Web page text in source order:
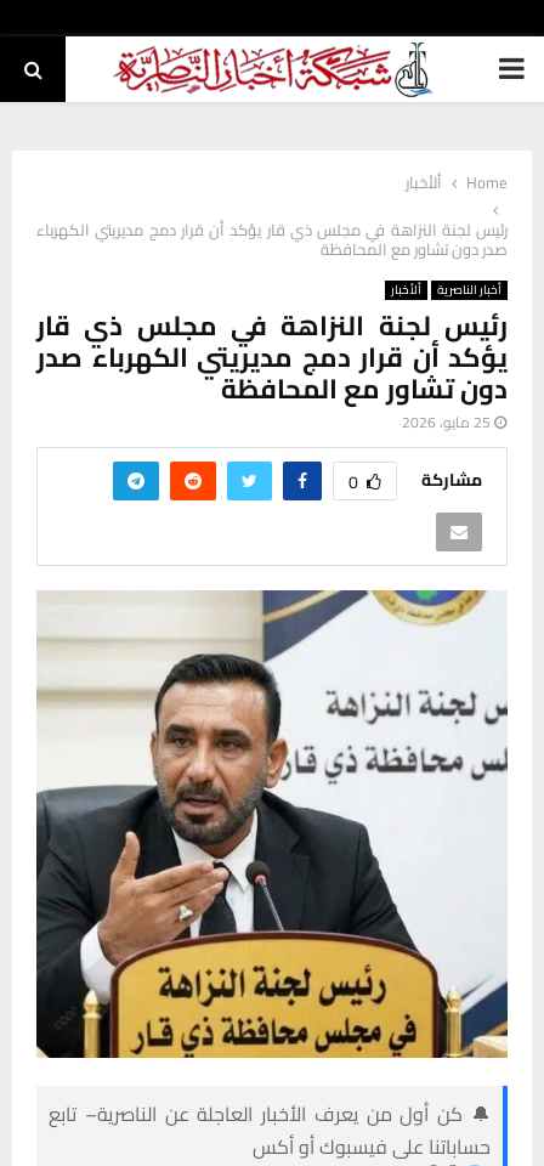
PRIMARY
Home
ألأخبار
رئيس لجنة النزاهة في مجلس ذي قار يؤكد أن قرار دمج مديريتي الكهرباء
صدر دون تشاور مع المحافظة
أخبار الناصرية ألأخبار
رئيس لجنة النزاهة في مجلس ذي قار
يؤكد أن قرار دمج مديريتي الكهرباء صدر
دون تشاور مع المحافظة
25 مايو، 2026
مشاركة 0
🔔 كن أول من يعرف الأخبار العاجلة عن الناصرية– تابع
حساباتنا على فيسبوك أو أكس